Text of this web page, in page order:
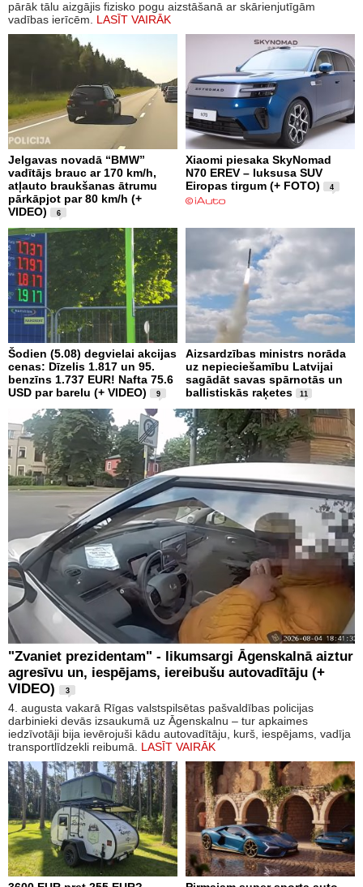
pārāk tālu aizgājis fizisko pogu aizstāšanā ar skārienjutīgām
vadības ierīcēm. LASĪT VAIRĀK
Jelgavas novadā “BMW”
vadītājs brauc ar 170 km/h,
atļauto braukšanas ātrumu
pārkāpjot par 80 km/h (+
VIDEO)
6
Xiaomi piesaka SkyNomad
N70 EREV – luksusa SUV
Eiropas tirgum (+ FOTO)
4
Šodien (5.08) degvielai akcijas
cenas: Dīzelis 1.817 un 95.
benzīns 1.737 EUR! Nafta 75.6
USD par barelu (+ VIDEO)
9
Aizsardzības ministrs norāda
uz nepieciešamību Latvijai
sagādāt savas spārnotās un
ballistiskās raķetes
11
"Zvaniet prezidentam" - likumsargi Āgenskalnā aiztur
agresīvu un, iespējams, iereibušu autovadītāju (+
VIDEO)
3
4. augusta vakarā Rīgas valstspilsētas pašvaldības policijas
darbinieki devās izsaukumā uz Āgenskalnu – tur apkaimes
iedzīvotāji bija ievērojuši kādu autovadītāju, kurš, iespējams, vadīja
transportlīdzekli reibumā. LASĪT VAIRĀK